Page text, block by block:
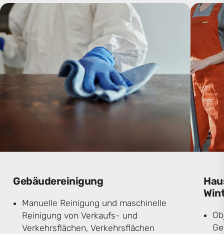
Gebäudereinigung
Manuelle Reinigung und maschinelle
Reinigung von Verkaufs- und
Verkehrsflächen, Verkehrsflächen